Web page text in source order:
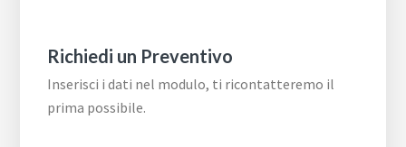
Richiedi un Preventivo
Inserisci i dati nel modulo, ti ricontatteremo il
prima possibile.